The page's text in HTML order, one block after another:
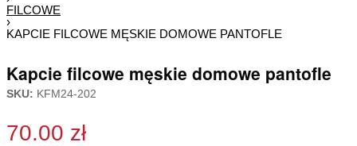
FILCOWE
›
KAPCIE FILCOWE MĘSKIE DOMOWE PANTOFLE
Kapcie filcowe męskie domowe pantofle
SKU: KFM24-202
70.00 zł